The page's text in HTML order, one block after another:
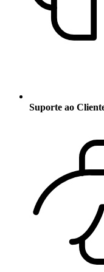
Suporte ao